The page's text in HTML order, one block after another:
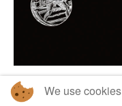
We use cookies